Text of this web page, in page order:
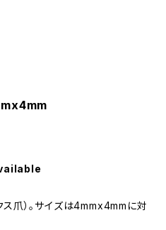
ス爪）。サイズは4mmx4mmに対